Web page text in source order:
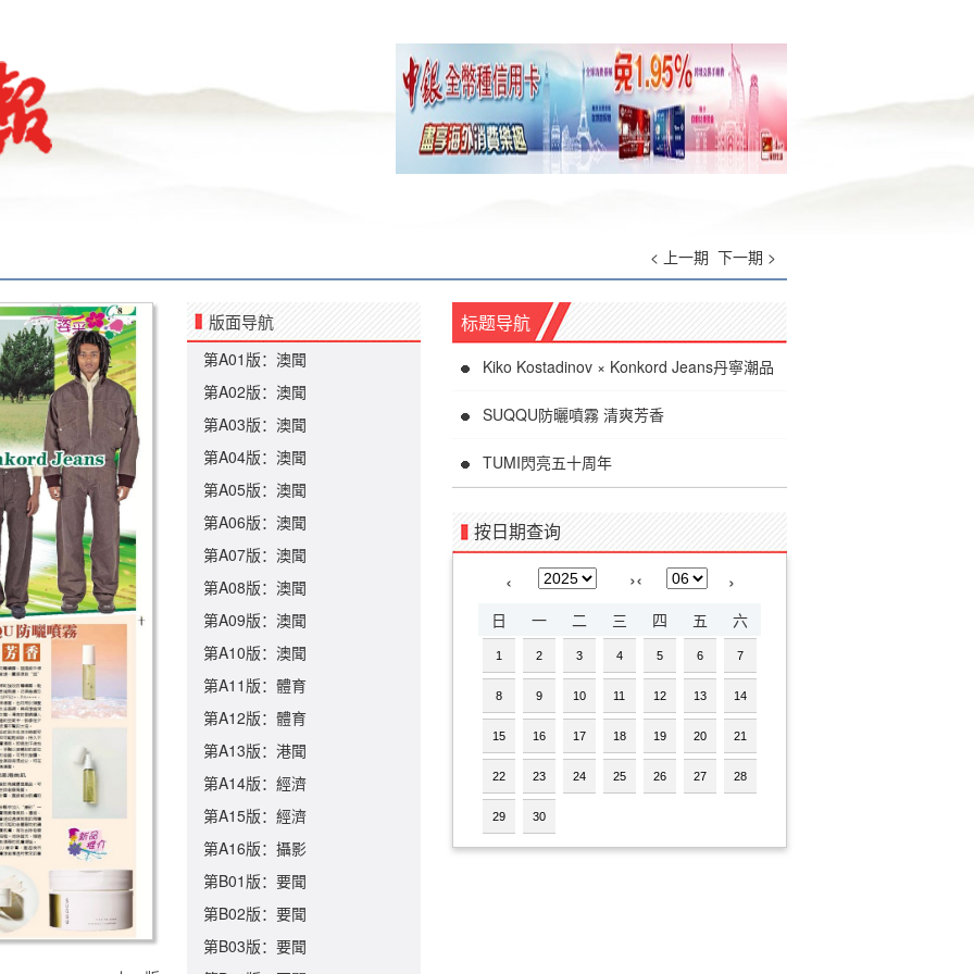
< 上一期 下一期 >
版面导航
第A01版：澳聞
第A02版：澳聞
第A03版：澳聞
第A04版：澳聞
第A05版：澳聞
第A06版：澳聞
第A07版：澳聞
第A08版：澳聞
第A09版：澳聞
第A10版：澳聞
第A11版：體育
第A12版：體育
第A13版：港聞
第A14版：經濟
第A15版：經濟
第A16版：攝影
第B01版：要聞
第B02版：要聞
第B03版：要聞
标题导航
Kiko Kostadinov × Konkord Jeans丹寧潮品
SUQQU防曬噴霧 清爽芳香
TUMI閃亮五十周年
按日期查询
‹ ›‹ ›
日 一 二 三 四 五 六
1 2 3 4 5 6 7
8 9 10 11 12 13 14
15 16 17 18 19 20 21
22 23 24 25 26 27 28
29 30